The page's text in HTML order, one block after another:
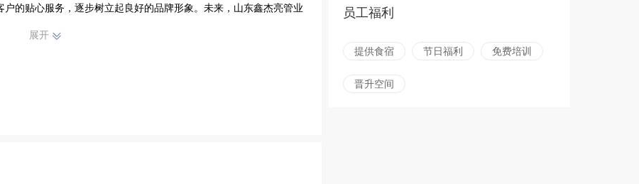
的贴心服务，逐步树立起良好的品牌形象。未来，山东鑫杰亮管业
管材行业的发展贡献力量，与各界合作伙伴携手共进，共创美好未
展开
员工福利
提供食宿 节日福利 免费培训
晋升空间